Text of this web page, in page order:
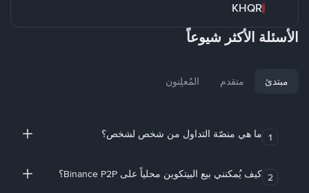
KHQR
الأسئلة الأكثر شيوعاً
مبتدئ متقدم المُعلِنون
1 ما هي منصّة التداول من شخص لشخص؟
2 كيف يُمكنني بيع البيتكوين محلياً على Binance P2P؟